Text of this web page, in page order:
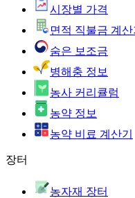
시장별 가격
면적 직불금 계산
숨은 보조금
병해충 정보
농사 커리큘럼
농약 정보
농약 비료 계산기
장터
농자재 장터